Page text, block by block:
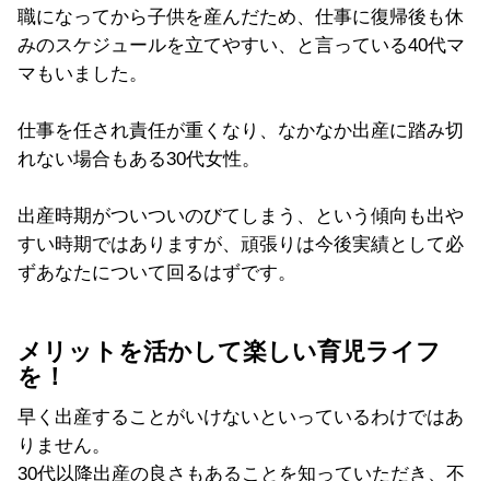
職になってから子供を産んだため、仕事に復帰後も休
みのスケジュールを立てやすい、と言っている40代マ
マもいました。
仕事を任され責任が重くなり、なかなか出産に踏み切
れない場合もある30代女性。
出産時期がついついのびてしまう、という傾向も出や
すい時期ではありますが、頑張りは今後実績として必
ずあなたについて回るはずです。
メリットを活かして楽しい育児ライフ
を！
早く出産することがいけないといっているわけではあ
りません。
30代以降出産の良さもあることを知っていただき、不